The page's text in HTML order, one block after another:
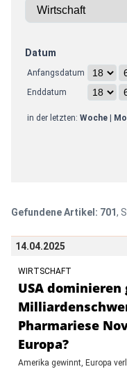
Datum
Anfangsdatum
Enddatum
in der letzten: Woche|
Gefundene Artikel: 701,
14.04.2025
WIRTSCHAFT
USA
Pharmariese
Europa?
Amerika gewinnt, Europa